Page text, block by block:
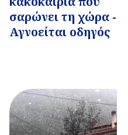
σαρώνει τη χώρα -
Αγνοείται οδηγός